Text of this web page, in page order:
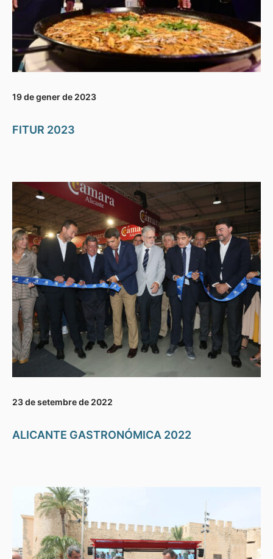
19 de gener de 2023
FITUR 2023
23 de setembre de 2022
ALICANTE GASTRONÓMICA 2022